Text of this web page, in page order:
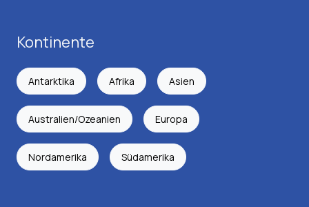
Kontinente
Antarktika Afrika Asien
Australien/Ozeanien Europa
Nordamerika Südamerika